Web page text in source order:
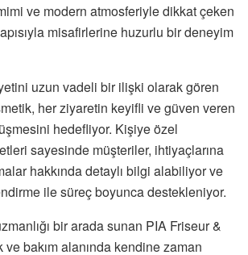
ve modern atmosferiyle dikkat çeken
misafirlerine huzurlu bir deneyim
uzun vadeli bir ilişki olarak gören
her ziyaretin keyifli ve güven veren
hedefliyor. Kişiye özel
sayesinde müşteriler, ihtiyaçlarına
hakkında detaylı bilgi alabiliyor ve
ile süreç boyunca destekleniyor.
bir arada sunan PIA Friseur &
bakım alanında kendine zaman